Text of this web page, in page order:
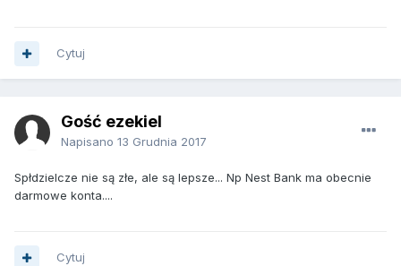
Cytuj
Gość ezekiel
Napisano 13 Grudnia 2017
Spłdzielcze nie są złe, ale są lepsze... Np Nest Bank ma obecnie
darmowe konta....
Cytuj